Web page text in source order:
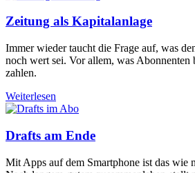
Zeitung als Kapitalanlage
Immer wieder taucht die Frage auf, was
noch wert sei. Vor allem, was Abonnenten
zahlen.
Weiterlesen
Drafts am Ende
Mit Apps auf dem Smartphone ist das wie